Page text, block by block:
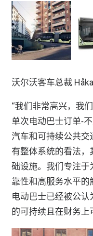
沃尔沃客车总裁
“我们非常高兴，我
单次电动巴士订单-
汽车和可持续公共交
有整体系统的看法
础设施。我们专注于
靠性和高服务水平的
电动巴士已经被公
的可持续且在财务上